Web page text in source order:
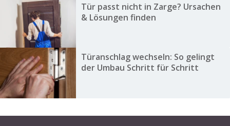
Tür passt nicht in Zarge? Ursachen
& Lösungen finden
Türanschlag wechseln: So gelingt
der Umbau Schritt für Schritt